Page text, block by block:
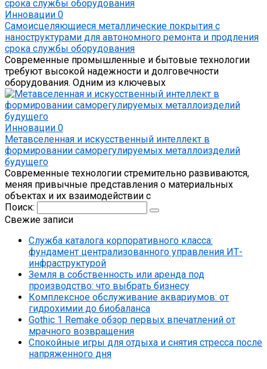
Инновации 0
Самоисцеляющиеся металлические покрытия с
наноструктурами для автономного ремонта и продления
срока службы оборудования
Современные промышленные и бытовые технологии
требуют высокой надежности и долговечности
оборудования. Одним из ключевых
Инновации 0
Метавселенная и искусственный интеллект в
формировании саморегулируемых металлоизделий
будущего
Современные технологии стремительно развиваются,
меняя привычные представления о материальных
объектах и их взаимодействии с
Поиск:
Свежие записи
Служба каталога корпоративного класса:
фундамент централизованного управления ИТ-
инфраструктурой
Земля в собственность или аренда под
производство: что выбрать бизнесу
Комплексное обслуживание аквариумов: от
гидрохимии до биобаланса
Gothic 1 Remake обзор первых впечатлений от
мрачного возвращения
Спокойные игры для отдыха и снятия стресса после
напряженного дня